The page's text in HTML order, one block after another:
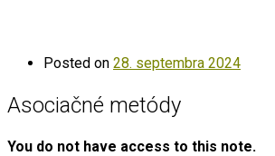
Posted on 28. septembra 2024
Asociačné metódy
You do not have access to this note.